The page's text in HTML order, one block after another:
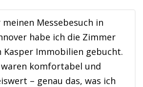
meinen Messebesuch in
habe ich die Zimmer
Kasper Immobilien gebucht.
waren komfortabel und
– genau das, was ich